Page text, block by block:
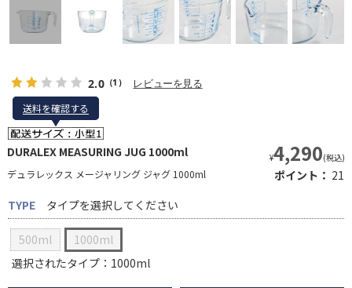
2.0（1） レビューを見る
送料を確認する
送料を確認する
DURALEX MEASURING JUG 1000ml
デュラレックス メージャリング ジャグ 1000ml
¥4,290(税込)
ポイント： 21
TYPE
タイプを選択してください
500ml
1000ml
選択されたタイプ：1000ml